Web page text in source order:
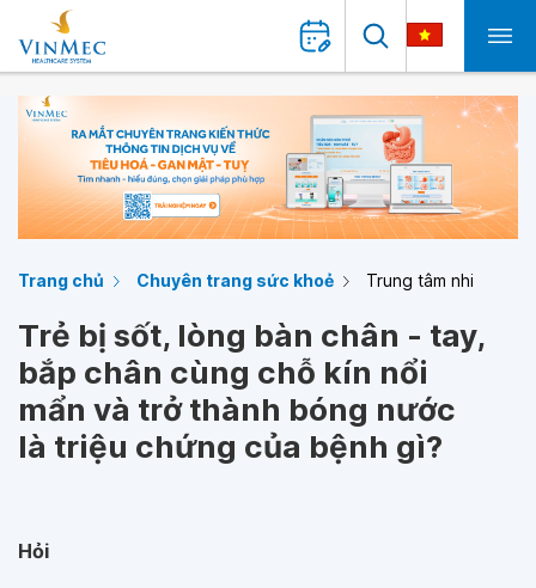
Trang chủ Chuyên trang sức khoẻ Trung tâm nhi
Trẻ bị sốt, lòng bàn chân - tay,
bắp chân cùng chỗ kín nổi
mẩn và trở thành bóng nước
là triệu chứng của bệnh gì?
Hỏi